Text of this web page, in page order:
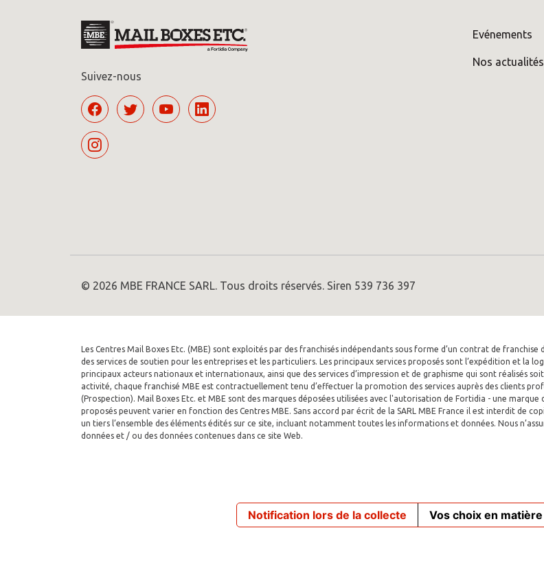
Suivez-nous
Evénements
Nos actualités
© 2026 MBE FRANCE SARL. Tous droits réservés. Siren 539 736 397
Les Centres Mail Boxes Etc. (MBE) sont exploités par des franchisés indépendants sous forme d’un contrat de
des services de soutien pour les entreprises et les particuliers. Les principaux services proposés sont l’expédition et la
principaux acteurs nationaux et internationaux, ainsi que des services d’impression et de graphisme qui sont réalisés
activité, chaque franchisé MBE est contractuellement tenu d’effectuer la promotion des services auprès des clients
(Prospection). Mail Boxes Etc. et MBE sont des marques déposées utilisées avec l'autorisation de Fortidia - une marque
proposés peuvent varier en fonction des Centres MBE. Sans accord par écrit de la SARL MBE France il est interdit de
un tiers l’ensemble des éléments édités sur ce site, incluant notamment toutes les informations et données. Nous
données et / ou des données contenues dans ce site Web.
Notification lors de la collecte Vos choix en